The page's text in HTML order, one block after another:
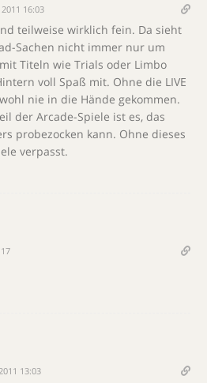
16:03
teilweise wirklich fein. Da sieht
Sachen nicht immer nur um
Titeln wie Trials oder Limbo
voll Spaß mit. Ohne die LIVE
nie in die Hände gekommen.
der Arcade-Spiele ist es, das
probezocken kann. Ohne dieses
verpasst.
13:03